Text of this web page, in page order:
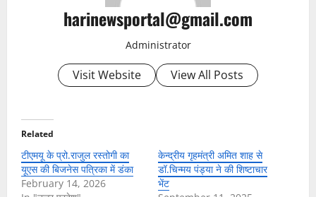
harinewsportal@gmail.com
Administrator
Visit Website View All Posts
Related
टीएमयू के प्रो.राजुल रस्तोगी का
यूएस की बिजनेस पत्रिका में डंका
February 14, 2026
केन्द्रीय गृहमंत्री अमित शाह से
डॉ.चिन्मय पंड्या ने की शिष्टाचार
भेंट